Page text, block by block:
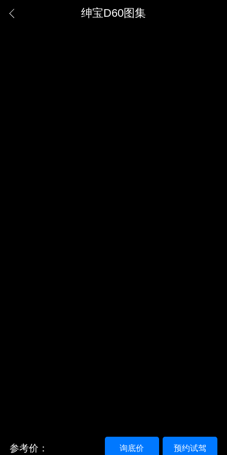
绅宝D60图集
参考价： 预约试驾
询底价